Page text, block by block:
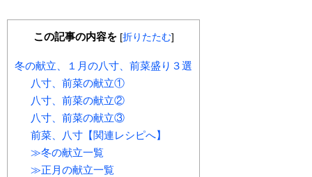
この記事の内容を [折りたたむ]
冬の献立、１月の八寸、前菜盛り３選
八寸、前菜の献立①
八寸、前菜の献立②
八寸、前菜の献立③
前菜、八寸【関連レシピへ】
≫冬の献立一覧
≫正月の献立一覧